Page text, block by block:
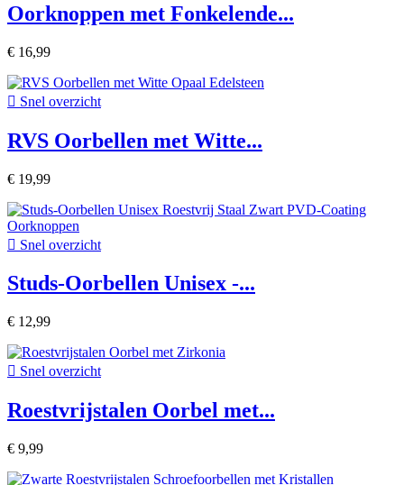
Oorknoppen met Fonkelende...
€ 16,99
 Snel overzicht
RVS Oorbellen met Witte...
€ 19,99
 Snel overzicht
Studs-Oorbellen Unisex -...
€ 12,99
 Snel overzicht
Roestvrijstalen Oorbel met...
€ 9,99